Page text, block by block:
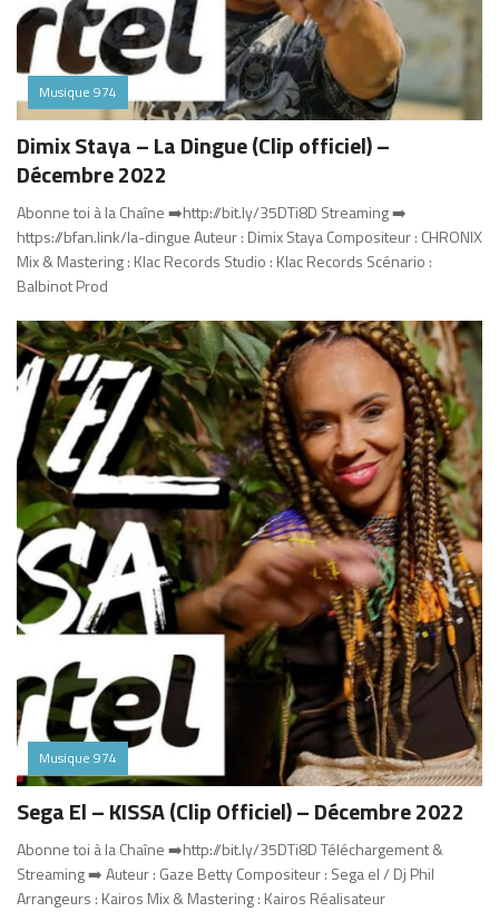
Musique 974
Dimix Staya – La Dingue (Clip officiel) –
Décembre 2022
Abonne toi à la Chaîne ➡️http://bit.ly/35DTi8D Streaming ➡️
https://bfan.link/la-dingue Auteur : Dimix Staya Compositeur : CHRONIX
Mix & Mastering : Klac Records Studio : Klac Records Scénario :
Balbinot Prod
Musique 974
Sega El – KISSA (Clip Officiel) – Décembre 2022
Abonne toi à la Chaîne ➡️http://bit.ly/35DTi8D​ Téléchargement &
Streaming ➡️ Auteur : Gaze Betty Compositeur : Sega el / Dj Phil
Arrangeurs : Kairos Mix & Mastering : Kairos Réalisateur